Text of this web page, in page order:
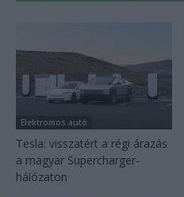
Elektromos autó
Tesla: visszatért a régi árazás
a magyar Supercharger-
hálózaton